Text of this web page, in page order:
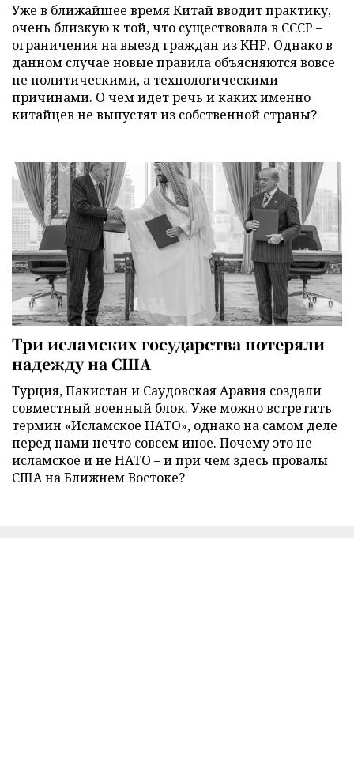
Уже в ближайшее время Китай вводит практику,
очень близкую к той, что существовала в СССР –
ограничения на выезд граждан из КНР. Однако в
данном случае новые правила объясняются вовсе
не политическими, а технологическими
причинами. О чем идет речь и каких именно
китайцев не выпустят из собственной страны?
Три исламских государства потеряли
надежду на США
Турция, Пакистан и Саудовская Аравия создали
совместный военный блок. Уже можно встретить
термин «Исламское НАТО», однако на самом деле
перед нами нечто совсем иное. Почему это не
исламское и не НАТО – и при чем здесь провалы
США на Ближнем Востоке?